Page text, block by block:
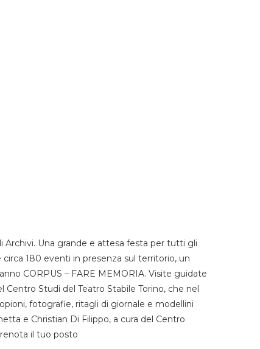
Archivi. Una grande e attesa festa per tutti gli
180 eventi in presenza sul territorio, un
CORPUS – FARE MEMORIA. Visite guidate
Centro Studi del Teatro Stabile Torino, che nel
fotografie, ritagli di giornale e modellini
e Christian Di Filippo, a cura del Centro
il tuo posto